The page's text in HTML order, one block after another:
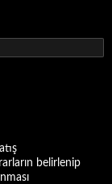
belirlenip